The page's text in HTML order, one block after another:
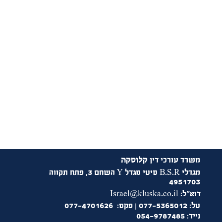
משרד עורכי דין קלוסקה
מגדלי B.S.R סיטי מגדל Y השחם 3, פתח תקווה
4951703
דוא"ל: Israel@kluska.co.il
טל: 077-5365012 | פקס: 077-4701626
נייד: 054-9787485